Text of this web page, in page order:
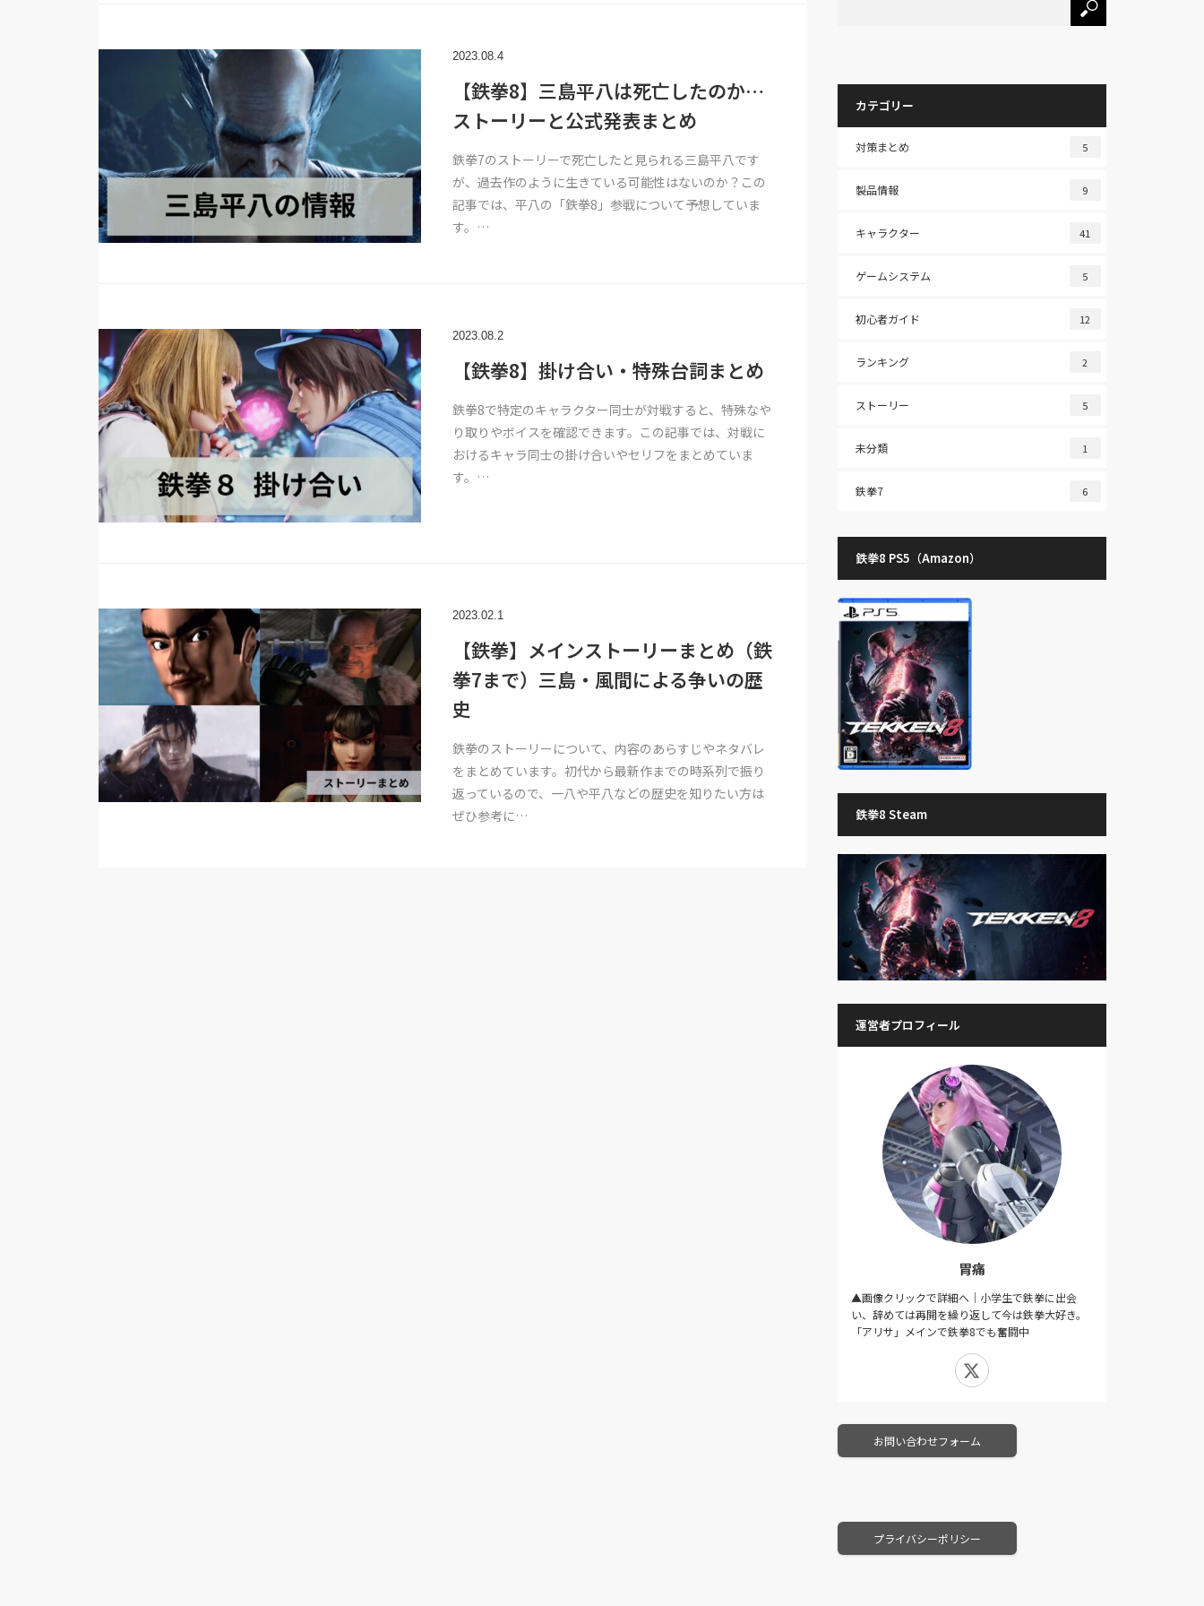
2023.08.4
【鉄拳8】三島平八は死亡したのか…
ストーリーと公式発表まとめ
鉄拳7のストーリーで死亡したと見られる三島平八です
が、過去作のように生きている可能性はないのか？この
記事では、平八の「鉄拳8」参戦について予想していま
す。…
2023.08.2
【鉄拳8】掛け合い・特殊台詞まとめ
鉄拳8で特定のキャラクター同士が対戦すると、特殊なや
り取りやボイスを確認できます。この記事では、対戦に
おけるキャラ同士の掛け合いやセリフをまとめていま
す。…
2023.02.1
【鉄拳】メインストーリーまとめ（鉄
拳7まで）三島・風間による争いの歴
史
鉄拳のストーリーについて、内容のあらすじやネタバレ
をまとめています。初代から最新作までの時系列で振り
返っているので、一八や平八などの歴史を知りたい方は
ぜひ参考に…
カテゴリー
対策まとめ 5
製品情報 9
キャラクター 41
ゲームシステム 5
初心者ガイド 12
ランキング 2
ストーリー 5
未分類 1
鉄拳7 6
鉄拳8 PS5（Amazon）
鉄拳8 Steam
運営者プロフィール
胃痛
▲画像クリックで詳細へ｜小学生で鉄拳に出会
い、辞めては再開を繰り返して今は鉄拳大好き。
「アリサ」メインで鉄拳8でも奮闘中
お問い合わせフォーム
プライバシーポリシー